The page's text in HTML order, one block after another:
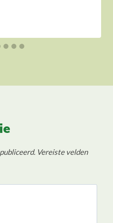
Vereiste velden